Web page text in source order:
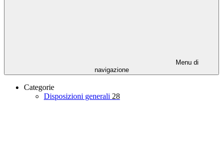
Menu di
navigazione
Categorie
Disposizioni generali 28